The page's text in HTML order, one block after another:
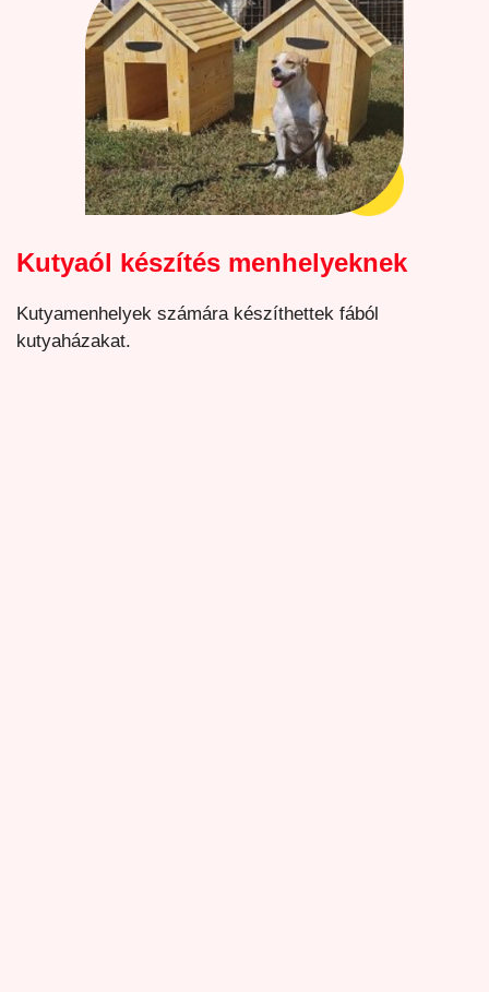
Kutyaól készítés menhelyeknek
Kutyamenhelyek számára készíthettek fából
kutyaházakat.